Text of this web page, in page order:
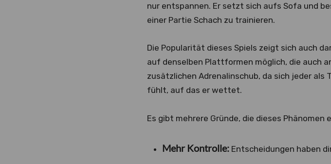
nur entspannen. Er setzt sich aufs Sofa und
einer Partie Schach zu trainieren.
Die Popularität dieses Spiels zeigt sich auch
auf denselben Plattformen möglich, die auch
zusätzlichen Adrenalinschub, da sich jeder als
fühlt, auf das er wettet.
Es gibt mehrere Gründe, die dieses Phänomen
Mehr Kontrolle:Entscheidungen haben